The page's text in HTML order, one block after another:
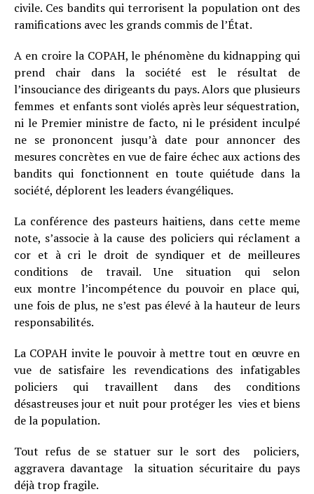
civile. Ces bandits qui terrorisent la population ont des
ramifications avec les grands commis de l’État.
A en croire la COPAH, le phénomène du kidnapping qui
prend chair dans la société est le résultat de
l’insouciance des dirigeants du pays. Alors que plusieurs
femmes et enfants sont violés après leur séquestration,
ni le Premier ministre de facto, ni le président inculpé
ne se prononcent jusqu’à date pour annoncer des
mesures concrètes en vue de faire échec aux actions des
bandits qui fonctionnent en toute quiétude dans la
société, déplorent les leaders évangéliques.
La conférence des pasteurs haitiens, dans cette meme
note, s’associe à la cause des policiers qui réclament a
cor et à cri le droit de syndiquer et de meilleures
conditions de travail. Une situation qui selon
eux montre l’incompétence du pouvoir en place qui,
une fois de plus, ne s’est pas élevé à la hauteur de leurs
responsabilités.
La COPAH invite le pouvoir à mettre tout en œuvre en
vue de satisfaire les revendications des infatigables
policiers qui travaillent dans des conditions
désastreuses jour et nuit pour protéger les vies et biens
de la population.
Tout refus de se statuer sur le sort des policiers,
aggravera davantage la situation sécuritaire du pays
déjà trop fragile.